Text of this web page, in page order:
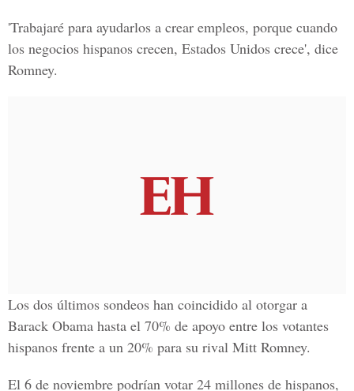
'Trabajaré para ayudarlos a crear empleos, porque cuando
los negocios hispanos crecen, Estados Unidos crece', dice
Romney.
Los dos últimos sondeos han coincidido al otorgar a
Barack Obama hasta el 70% de apoyo entre los votantes
hispanos frente a un 20% para su rival Mitt Romney.
El 6 de noviembre podrían votar 24 millones de hispanos,